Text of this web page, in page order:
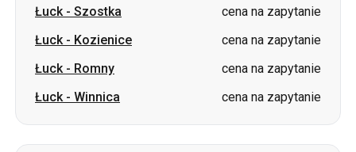
Łuck-Winnica cena na zapytanie
Trasy do m. Łuck
Berestyn (Krasnohrad)-Łuck
od 3313 UAH